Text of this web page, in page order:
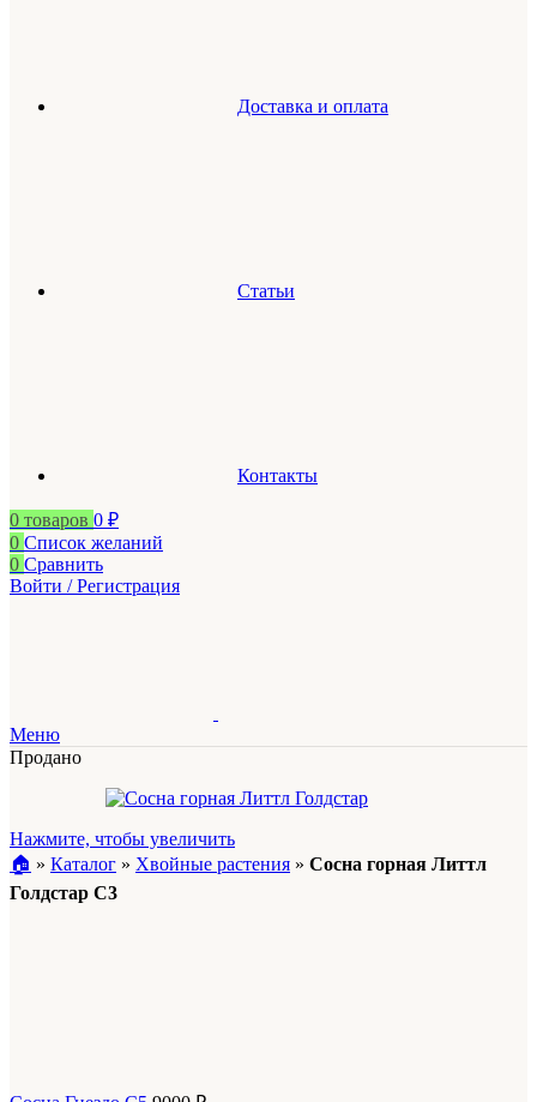
Доставка и оплата
Статьи
Контакты
0 товаров 0 ₽
0 Список желаний
0 Сравнить
Войти / Регистрация
Меню
Продано
Нажмите, чтобы увеличить
🏠︎ » Каталог » Хвойные растения » Сосна горная Литтл
Голдстар С3